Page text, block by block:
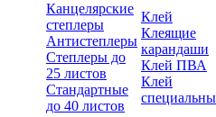
Канцелярские
степлеры
Антистеплеры
Степлеры до
25 листов
Стандартные
до 40 листов
Клей
Клеящие
карандаши
Клей ПВА
Клей